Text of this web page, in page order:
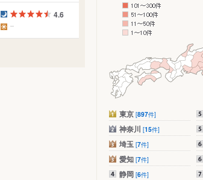
4.6
東京 [897件]
神奈川 [15件]
埼玉 [7件]
愛知 [7件]
静岡 [6件]